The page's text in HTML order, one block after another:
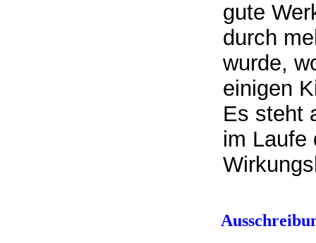
gute
durch
wurde,
einigen
Es steht
im Laufe